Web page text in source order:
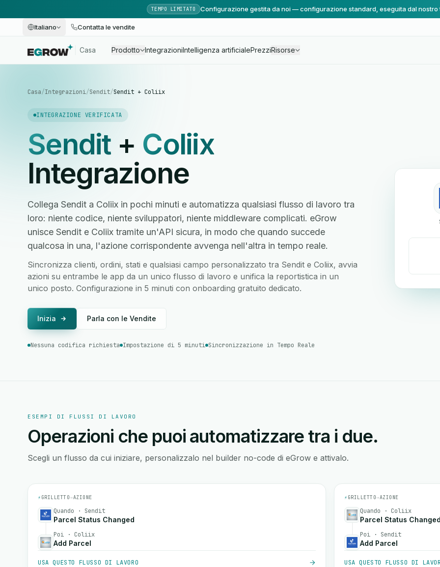
TEMPO LIMITATO Configurazione gestita da noi — configurazione standard, eseguita dal nostro
Italiano Contatta le vendite
Casa Prodotto IntegrazioniIntelligenza artificialePrezziRisorse
Casa/Integrazioni/Sendit/Sendit + Coliix
INTEGRAZIONE VERIFICATA
Sendit+ Coliix
Integrazione
Collega Sendit a Coliix in pochi minuti e automatizza qualsiasi flusso di lavoro tra
loro: niente codice, niente sviluppatori, niente middleware complicati. eGrow
unisce Sendit e Coliix tramite un'API sicura, in modo che quando succede
qualcosa in una, l'azione corrispondente avvenga nell'altra in tempo reale.
Sincronizza clienti, ordini, stati e qualsiasi campo personalizzato tra Sendit e Coliix, avvia
azioni su entrambe le app da un unico flusso di lavoro e unifica la reportistica in un
unico posto. Configurazione in 5 minuti con onboarding gratuito dedicato.
Inizia Parla con le Vendite
Nessuna codifica richiesta Impostazione di 5 minuti Sincronizzazione in Tempo Reale
ESEMPI DI FLUSSI DI LAVORO
Operazioni che puoi automatizzare tra i due.
Scegli un flusso da cui iniziare, personalizzalo nel builder no-code di eGrow e attivalo.
⚡ GRILLETTO→AZIONE
Quando · Sendit
Parcel Status Changed
Poi · Coliix
Add Parcel
USA QUESTO FLUSSO DI LAVORO
⚡ GRILLETTO→AZIONE
Quando · Coliix
Parcel Status
Poi · Sendit
Add Parcel
USA QUESTO FLUSSO DI